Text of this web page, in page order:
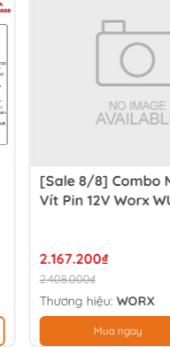
[Sale 8/8] Combo
Vít Pin 12V Worx
2.167.200₫
2.408.000₫
Thương hiệu:WORX
Mua ngay